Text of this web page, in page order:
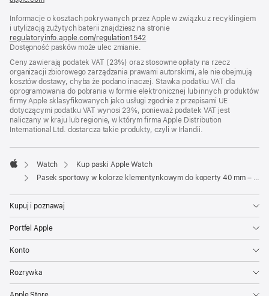
w nowym
oknie)
Informacje o kosztach pokrywanych przez Apple w związku z recyklingiem
i utylizacją zużytych baterii znajdziesz na stronie
regulatoryinfo.apple.com/regulation1542
oknie)
Dostępność pasków może ulec zmianie.
Ceny zawierają podatek VAT (23%) oraz stosowne opłaty na rzecz
organizacji zbiorowego zarządzania prawami autorskimi, ale nie obejmują
kosztów dostawy, chyba że podano inaczej. Stawka podatku VAT dla
oprogramowania do pobrania w formie elektronicznej lub innych produktów
firmy Apple sklasyfikowanych jako usługi zgodnie z przepisami UE
dotyczącymi podatku VAT wynosi 23%, ponieważ podatek VAT jest
naliczany w kraju lub regionie, w którym firma Apple Distribution
International Ltd. dostarcza takie produkty, czyli w Irlandii.
Apple
Watch
Kup paski Apple Watch
Pasek sportowy w kolorze klementynkowym do koperty 40 mm – rozmiar S/M
Kupuj i poznawaj
Portfel Apple
Konto
Rozrywka